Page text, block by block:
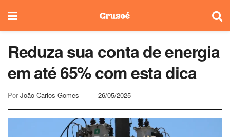
Reduza sua conta de energia
em até 65% com esta dica
Por João Carlos Gomes 26/05/2025